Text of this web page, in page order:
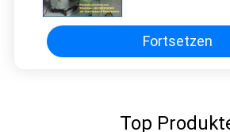
Fortsetzen
Top